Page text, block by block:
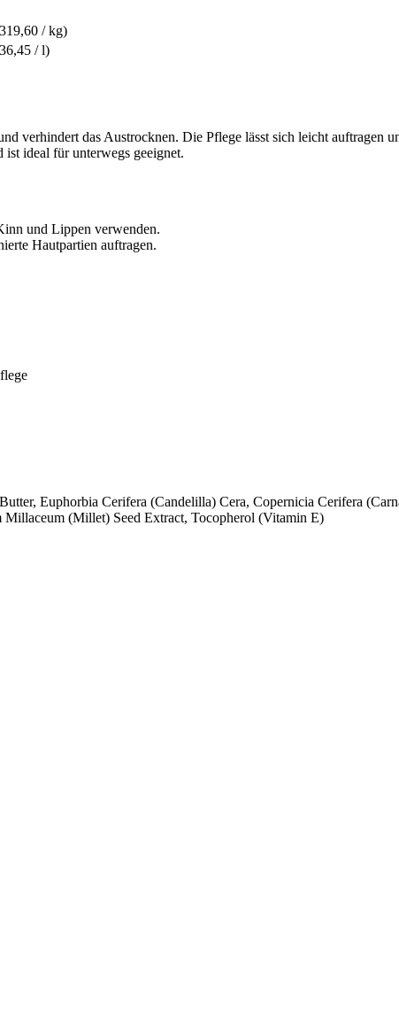
/ kg)
/ l)
verhindert das Austrocknen. Die Pflege lässt sich leicht auftragen
ist ideal für unterwegs geeignet.
und Lippen verwenden.
Hautpartien auftragen.
Euphorbia Cerifera (Candelilla) Cera, Copernicia Cerifera
(Millet) Seed Extract, Tocopherol (Vitamin E)